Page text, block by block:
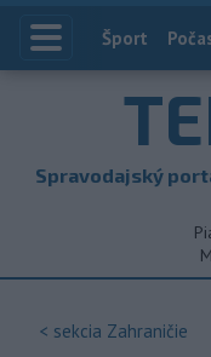
Index
Šport
Spravodajský
< sekcia Zahraničie